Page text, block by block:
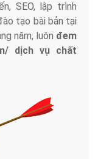
SEO, lập trình
tạo bài bản tại
năm, luôn đem
dịch vụ chất